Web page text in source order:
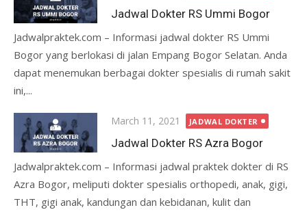
on
Jadwal Dokter RS Ummi Bogor
Jadwalpraktek.com – Informasi jadwal dokter RS Ummi
Bogor yang berlokasi di jalan Empang Bogor Selatan. Anda
dapat menemukan berbagai dokter spesialis di rumah sakit
ini,...
Posted
on
March 11, 2021 JADWAL DOKTER
Jadwal Dokter RS Azra Bogor
Jadwalpraktek.com – Informasi jadwal praktek dokter di RS
Azra Bogor, meliputi dokter spesialis orthopedi, anak, gigi,
THT, gigi anak, kandungan dan kebidanan, kulit dan